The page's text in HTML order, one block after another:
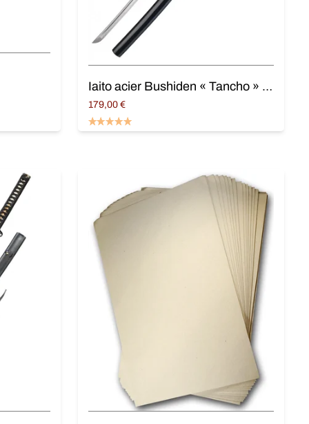
Iaito acier Bushiden « Tancho » 77 cm
179,00 €
Ajouter au panier